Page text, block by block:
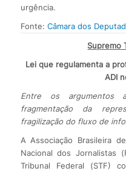
urgência.
Fonte: Câmara dos
Supremo
Lei que regulamenta a
ADI
Entre os argumentos
fragmentação da
fragilização do fluxo de
A Associação Brasileira
Nacional dos Jornalistas
Tribunal Federal (STF)